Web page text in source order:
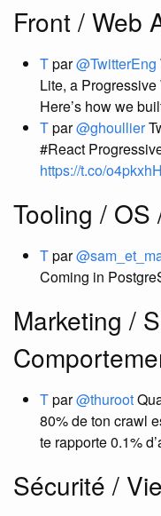
Front / Web
Tpar@TwitterEng
Lite, a
Here’s how we
Tpar@ghoullier
#React
https://t.co/
Tooling / OS
Tpar
Coming in
Marketing /
Tpar@thuroot
80% de ton crawl
te rapporte 0.1%
Sécurité /